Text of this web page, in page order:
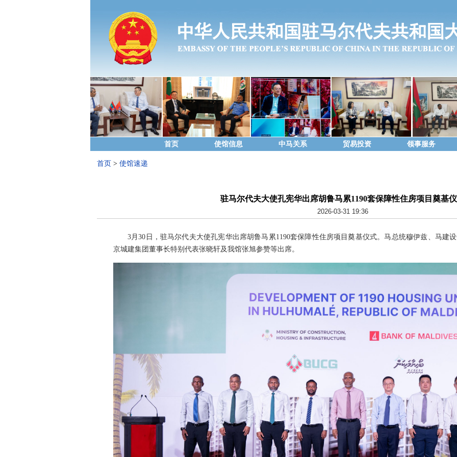
首页 使馆信息 中马关系 贸易投资 领事服务
首页 > 使馆速递
驻马尔代夫大使孔宪华出席胡鲁马累1190套保障性住房项目奠基
2026-03-31 19:36
3月30日，驻马尔代夫大使孔宪华出席胡鲁马累1190套保障性住房项目奠基仪式。马总统穆伊兹、马建
京城建集团董事长特别代表张晓轩及我馆张旭参赞等出席。